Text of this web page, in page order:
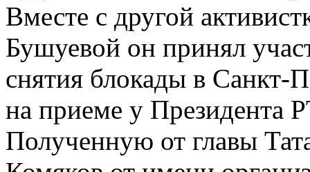
Вместе с другой
Бушуевой он принял
снятия блокады в Санкт-
на приеме у Президента
Полученную от главы